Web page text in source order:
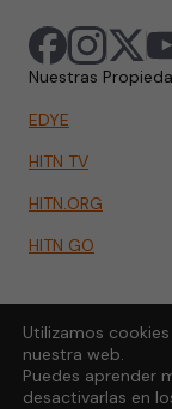
Nuestras
EDYE
HITN TV
HITN.ORG
HITN GO
Utilizamos
nuestra web.
Puedes aprender
desactivarlas en